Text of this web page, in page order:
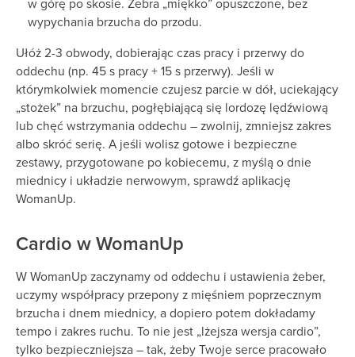
w górę po skosie. Żebra „miękko” opuszczone, bez
wypychania brzucha do przodu.
Ułóż 2-3 obwody, dobierając czas pracy i przerwy do
oddechu (np. 45 s pracy + 15 s przerwy). Jeśli w
którymkolwiek momencie czujesz parcie w dół, uciekający
„stożek” na brzuchu, pogłębiającą się lordozę lędźwiową
lub chęć wstrzymania oddechu – zwolnij, zmniejsz zakres
albo skróć serię. A jeśli wolisz gotowe i bezpieczne
zestawy, przygotowane po kobiecemu, z myślą o dnie
miednicy i układzie nerwowym, sprawdź aplikację
WomanUp.
Cardio w WomanUp
W WomanUp zaczynamy od oddechu i ustawienia żeber,
uczymy współpracy przepony z mięśniem poprzecznym
brzucha i dnem miednicy, a dopiero potem dokładamy
tempo i zakres ruchu. To nie jest „lżejsza wersja cardio”,
tylko bezpieczniejsza – tak, żeby Twoje serce pracowało